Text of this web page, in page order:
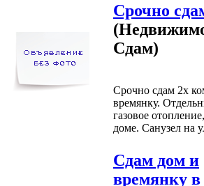
Срочно
Сдам)
Срочно сдам 2х
времянку.
газовое
доме. Санузел на
Сдам дом и
времянку в